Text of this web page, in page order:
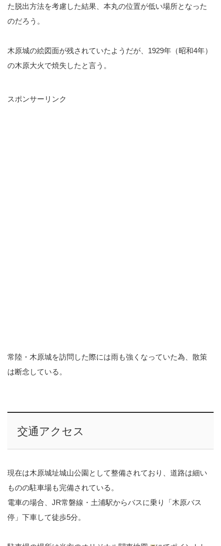
た脱出方法を考慮した結果、本丸の位置が低い場所となった
のだろう。
木原城の絵図面が残されていたようだが、1929年（昭和4年）
の木原大火で焼失したと言う。
スポンサーリンク
常陸・木原城を訪問した際には雨も強くなっていた為、散策
は断念している。
交通アクセス
現在は木原城址城山公園として整備されており、道路は細い
ものの駐車場も完備されている。
電車の場合、JR常磐線・土浦駅からバスに乗り「木原バス
停」下車して徒歩5分。